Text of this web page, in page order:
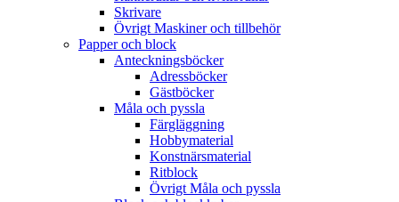
Skrivare
Övrigt Maskiner och tillbehör
Papper och block
Anteckningsböcker
Adressböcker
Gästböcker
Måla och pyssla
Färgläggning
Hobbymaterial
Konstnärsmaterial
Ritblock
Övrigt Måla och pyssla